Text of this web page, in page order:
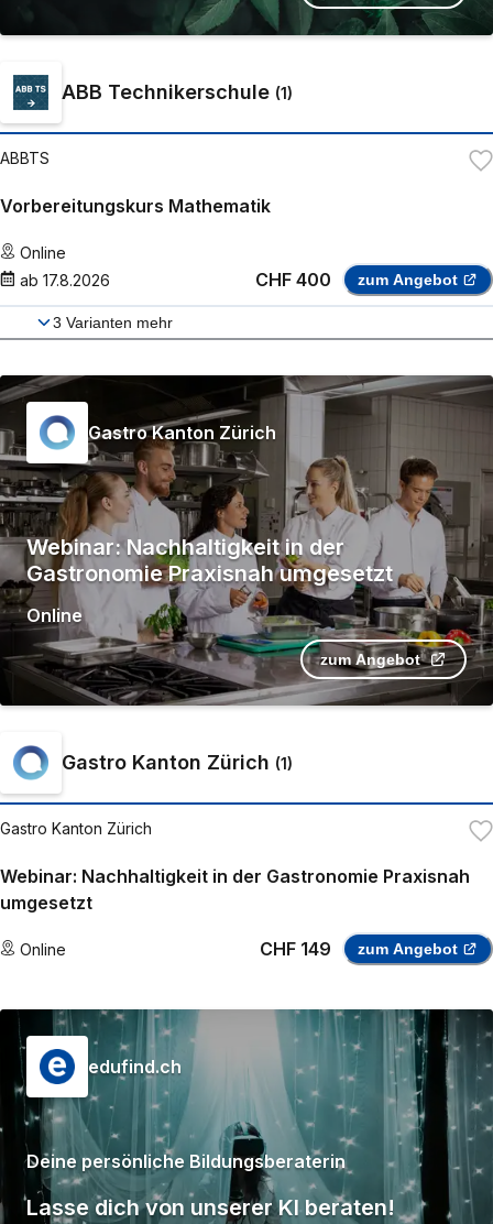
ABB Technikerschule (1)
ABBTS
Vorbereitungskurs Mathematik
Online
ab 17.8.2026 CHF 400 zum Angebot
3 Varianten mehr
Gastro Kanton Zürich
Webinar: Nachhaltigkeit in der
Gastronomie Praxisnah umgesetzt
Online
zum Angebot
Gastro Kanton Zürich (1)
Gastro Kanton Zürich
Webinar: Nachhaltigkeit in der Gastronomie Praxisnah
umgesetzt
Online CHF 149 zum Angebot
edufind.ch
Deine persönliche Bildungsberaterin
Lasse dich von unserer KI beraten!